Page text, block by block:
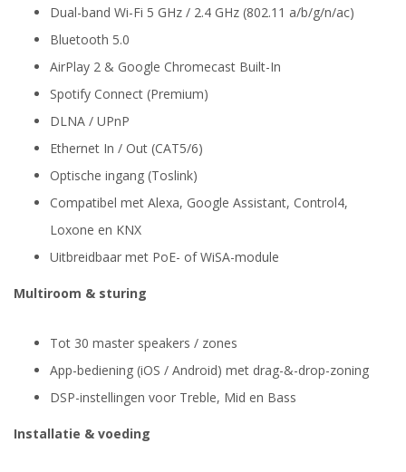
Dual-band Wi-Fi 5 GHz / 2.4 GHz (802.11 a/b/g/n/ac)
Bluetooth 5.0
AirPlay 2 & Google Chromecast Built-In
Spotify Connect (Premium)
DLNA / UPnP
Ethernet In / Out (CAT5/6)
Optische ingang (Toslink)
Compatibel met Alexa, Google Assistant, Control4,
Loxone en KNX
Uitbreidbaar met PoE- of WiSA-module
Multiroom & sturing
Tot 30 master speakers / zones
App-bediening (iOS / Android) met drag-&-drop-zoning
DSP-instellingen voor Treble, Mid en Bass
Installatie & voeding